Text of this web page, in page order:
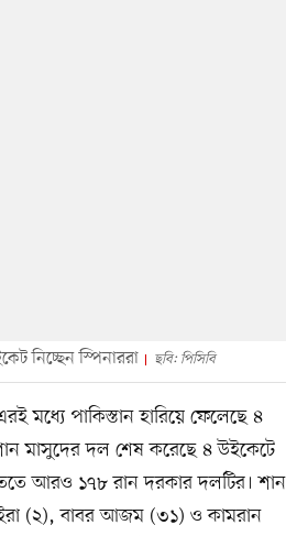
নিচ্ছেন স্পিনাররা ছবি: পিসিবি
মধ্যে পাকিস্তান হারিয়ে ফেলেছে ৪
মাসুদের দল শেষ করেছে ৪ উইকেটে
আরও ১৭৮ রান দরকার দলটির। শান
(২), বাবর আজম (৩১) ও কামরান